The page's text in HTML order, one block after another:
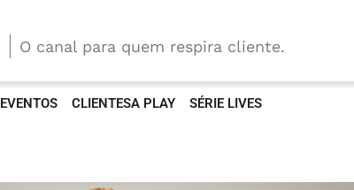
O canal para quem respira cliente.
EVENTOS CLIENTESA PLAY SÉRIE LIVES